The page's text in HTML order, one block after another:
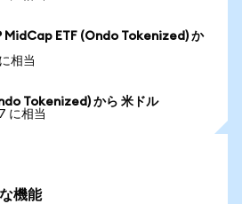
MidCap ETF (Ondo Tokenized) か
相当
Tokenized) から 米ドル
に相当
機能